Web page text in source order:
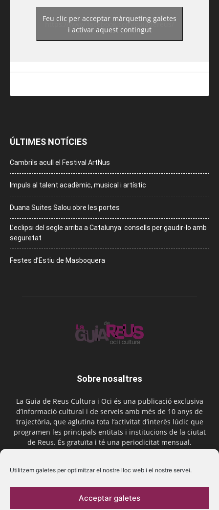
Utilitzem galetes per optimitzar el nostre lloc web i el nostre servei.
Acceptar galetes
https://www.facebook.com/guiadereus/
Feu clic per acceptar màrqueting galetes
i activar aquest contingut
ÚLTIMES NOTÍCIES
Cambrils acull el Festival ArtNus
Impuls al talent acadèmic, musical i artístic
Duana Suites Salou obre les portes
L’eclipsi del segle arriba a Catalunya: consells per gaudir-lo amb
seguretat
Festes d’Estiu de Masboquera
Sobre nosaltres
La Guia de Reus Cultura i Oci és una publicació exclusiva
d’informació cultural i de serveis amb més de 10 anys de
trajectòria, que aglutina tota l’activitat d’interès lúdic que
programen les principals entitats i institucions de la ciutat
de Reus. És gratuïta i té una periodicitat mensual.
Segueix-nos